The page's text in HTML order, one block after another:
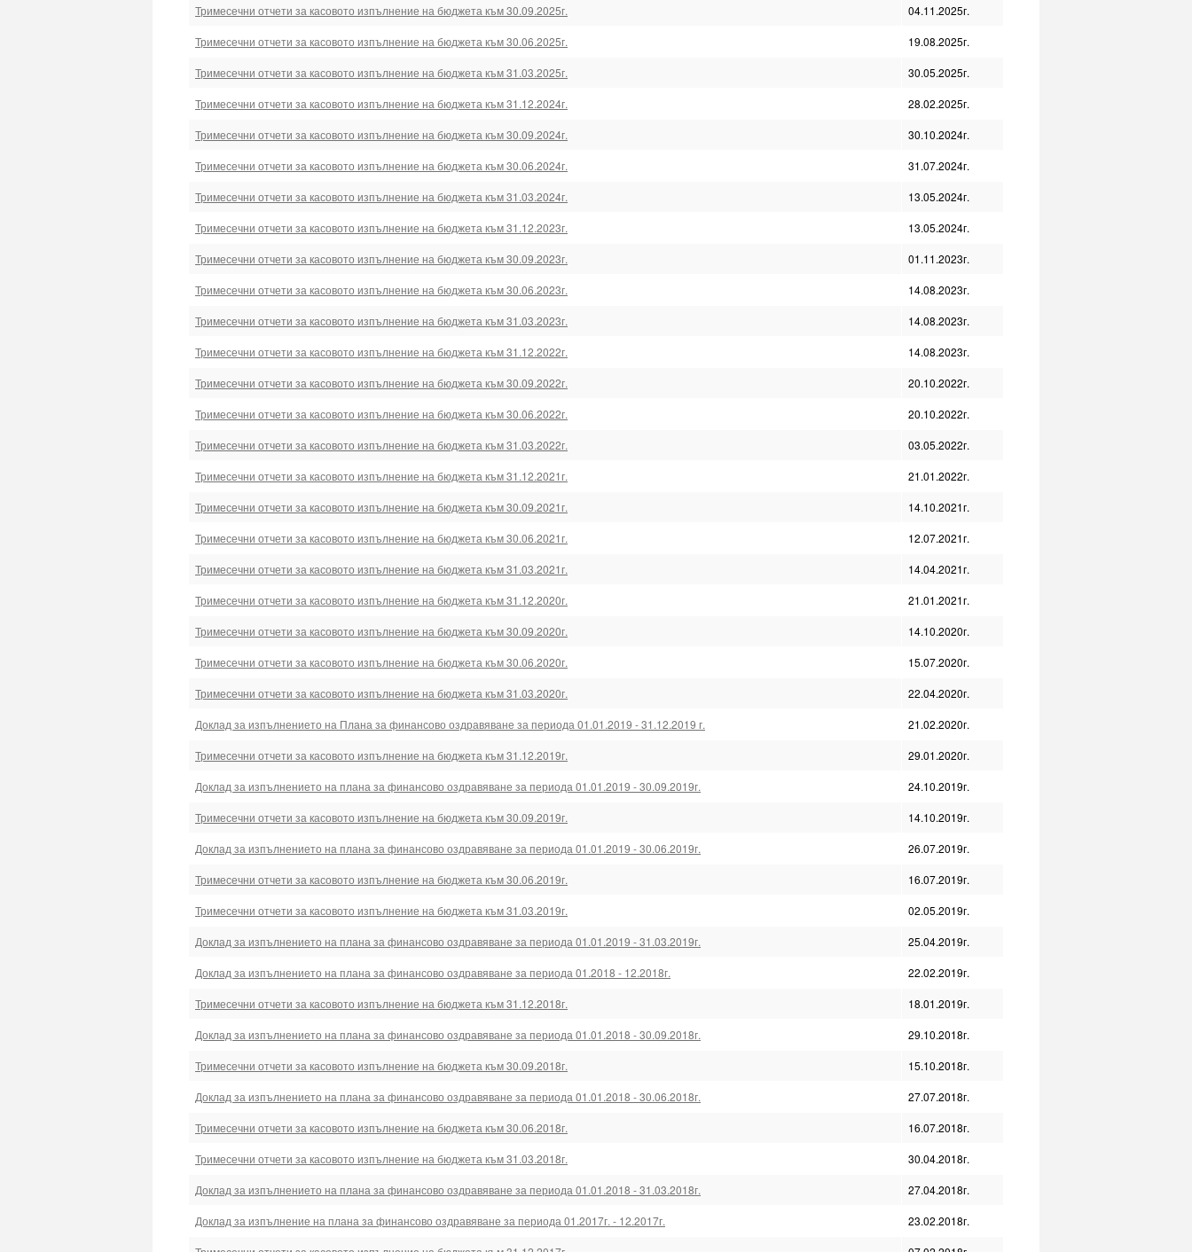
Тримесечни отчети за касовото изпълнение на бюджета към 30.09.2025г. 04.11.2025г.
Тримесечни отчети за касовото изпълнение на бюджета към 30.06.2025г. 19.08.2025г.
Тримесечни отчети за касовото изпълнение на бюджета към 31.03.2025г. 30.05.2025г.
Тримесечни отчети за касовото изпълнение на бюджета към 31.12.2024г. 28.02.2025г.
Тримесечни отчети за касовото изпълнение на бюджета към 30.09.2024г. 30.10.2024г.
Тримесечни отчети за касовото изпълнение на бюджета към 30.06.2024г. 31.07.2024г.
Тримесечни отчети за касовото изпълнение на бюджета към 31.03.2024г. 13.05.2024г.
Тримесечни отчети за касовото изпълнение на бюджета към 31.12.2023г. 13.05.2024г.
Тримесечни отчети за касовото изпълнение на бюджета към 30.09.2023г. 01.11.2023г.
Тримесечни отчети за касовото изпълнение на бюджета към 30.06.2023г. 14.08.2023г.
Тримесечни отчети за касовото изпълнение на бюджета към 31.03.2023г. 14.08.2023г.
Тримесечни отчети за касовото изпълнение на бюджета към 31.12.2022г. 14.08.2023г.
Тримесечни отчети за касовото изпълнение на бюджета към 30.09.2022г. 20.10.2022г.
Тримесечни отчети за касовото изпълнение на бюджета към 30.06.2022г. 20.10.2022г.
Тримесечни отчети за касовото изпълнение на бюджета към 31.03.2022г. 03.05.2022г.
Тримесечни отчети за касовото изпълнение на бюджета към 31.12.2021г. 21.01.2022г.
Тримесечни отчети за касовото изпълнение на бюджета към 30.09.2021г. 14.10.2021г.
Тримесечни отчети за касовото изпълнение на бюджета към 30.06.2021г. 12.07.2021г.
Тримесечни отчети за касовото изпълнение на бюджета към 31.03.2021г. 14.04.2021г.
Тримесечни отчети за касовото изпълнение на бюджета към 31.12.2020г. 21.01.2021г.
Тримесечни отчети за касовото изпълнение на бюджета към 30.09.2020г. 14.10.2020г.
Тримесечни отчети за касовото изпълнение на бюджета към 30.06.2020г. 15.07.2020г.
Тримесечни отчети за касовото изпълнение на бюджета към 31.03.2020г. 22.04.2020г.
Доклад за изпълнението на Плана за финансово оздравяване за периода 01.01.2019 - 31.12.2019 г. 21.02.2020г.
Тримесечни отчети за касовото изпълнение на бюджета към 31.12.2019г. 29.01.2020г.
Доклад за изпълнението на плана за финансово оздравяване за периода 01.01.2019 - 30.09.2019г. 24.10.2019г.
Тримесечни отчети за касовото изпълнение на бюджета към 30.09.2019г. 14.10.2019г.
Доклад за изпълнението на плана за финансово оздравяване за периода 01.01.2019 - 30.06.2019г. 26.07.2019г.
Тримесечни отчети за касовото изпълнение на бюджета към 30.06.2019г. 16.07.2019г.
Тримесечни отчети за касовото изпълнение на бюджета към 31.03.2019г. 02.05.2019г.
Доклад за изпълнението на плана за финансово оздравяване за периода 01.01.2019 - 31.03.2019г. 25.04.2019г.
Доклад за изпълнението на плана за финансово оздравяване за периода 01.2018 - 12.2018г. 22.02.2019г.
Тримесечни отчети за касовото изпълнение на бюджета към 31.12.2018г. 18.01.2019г.
Доклад за изпълнението на плана за финансово оздравяване за периода 01.01.2018 - 30.09.2018г. 29.10.2018г.
Тримесечни отчети за касовото изпълнение на бюджета към 30.09.2018г. 15.10.2018г.
Доклад за изпълнението на плана за финансово оздравяване за периода 01.01.2018 - 30.06.2018г. 27.07.2018г.
Тримесечни отчети за касовото изпълнение на бюджета към 30.06.2018г. 16.07.2018г.
Тримесечни отчети за касовото изпълнение на бюджета към 31.03.2018г. 30.04.2018г.
Доклад за изпълнението на плана за финансово оздравяване за периода 01.01.2018 - 31.03.2018г. 27.04.2018г.
Доклад за изпълнение на плана за финансово оздравяване за периода 01.2017г. - 12.2017г. 23.02.2018г.